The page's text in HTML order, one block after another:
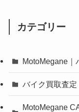
カテゴリー
MotoMegane｜
バイク買取査定
MotoMegane